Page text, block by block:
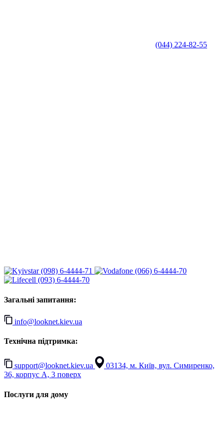
(044) 224-82-55
(098) 6-4444-71
(066) 6-4444-70
(093) 6-4444-70
Загальні запитання:
info@looknet.kiev.ua
Технічна підтримка:
support@looknet.kiev.ua
03134, м. Київ, вул. Симиренко,
36, корпус А, 3 поверх
Послуги для дому